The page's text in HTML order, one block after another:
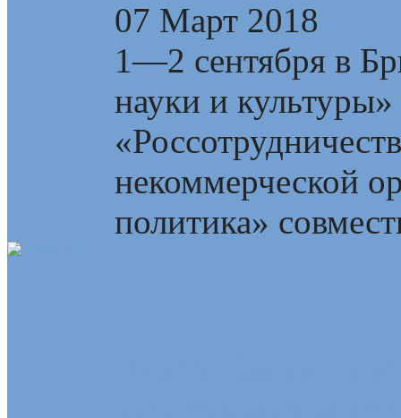
07 Март 2018
1—2 сентября в
науки и культуры»
некоммерческой
политика»